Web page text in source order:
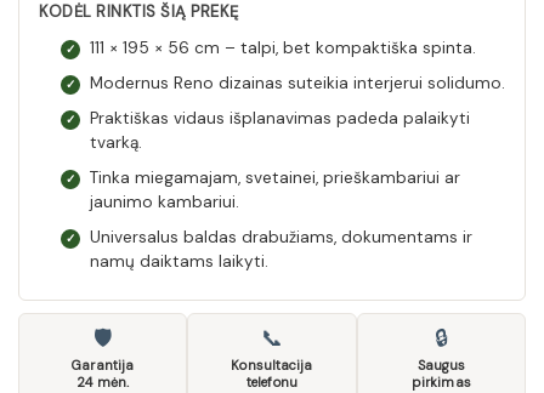
KODĖL RINKTIS ŠIĄ PREKĘ
✓ 111 × 195 × 56 cm – talpi, bet kompaktiška spinta.
✓ Modernus Reno dizainas suteikia interjerui solidumo.
✓
Praktiškas vidaus išplanavimas padeda palaikyti
tvarką.
✓
Tinka miegamajam, svetainei, prieškambariui ar
jaunimo kambariui.
✓
Universalus baldas drabužiams, dokumentams ir
namų daiktams laikyti.
🛡
Garantija
24 mėn.
📞
Konsultacija
telefonu
🔒
Saugus
pirkimas